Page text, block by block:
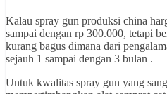
Kalau spray gun produksi china
sampai dengan rp 300.000, tetapi
kurang bagus dimana dari
sejauh 1 sampai dengan 3 bulan .
Untuk kwalitas spray gun yang